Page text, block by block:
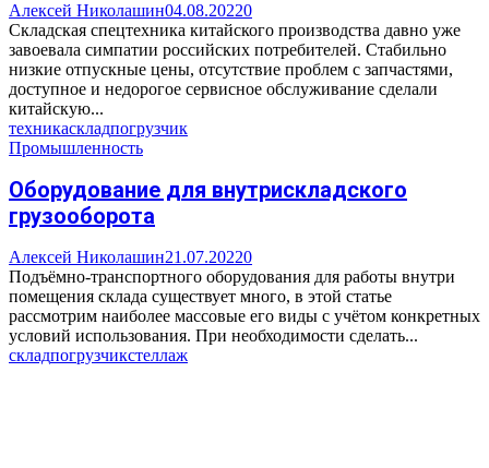
Алексей Николашин04.08.20220
Складская спецтехника китайского производства давно уже
завоевала симпатии российских потребителей. Стабильно
низкие отпускные цены, отсутствие проблем с запчастями,
доступное и недорогое сервисное обслуживание сделали
китайскую...
техникаскладпогрузчик
Промышленность
Оборудование для внутрискладского
грузооборота
Алексей Николашин21.07.20220
Подъёмно-транспортного оборудования для работы внутри
помещения склада существует много, в этой статье
рассмотрим наиболее массовые его виды с учётом конкретных
условий использования. При необходимости сделать...
складпогрузчикстеллаж